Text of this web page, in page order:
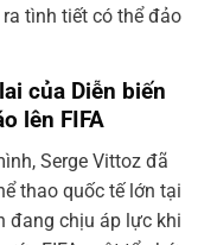
tình tiết có thể đảo
của Diễn biến
lên FIFA
Serge Vittoz đã
thao quốc tế lớn tại
đang chịu áp lực khi